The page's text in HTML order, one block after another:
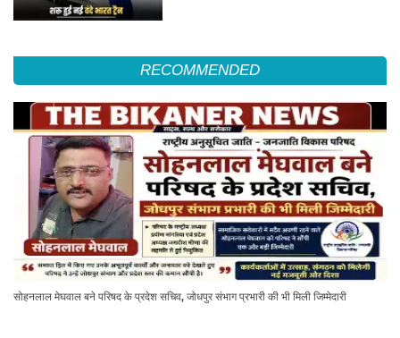
RECOMMENDED
सोहनलाल मेघवाल बने परिषद के प्रदेश सचिव, जोधपुर संभाग प्रभारी की भी मिली जिम्मेदारी